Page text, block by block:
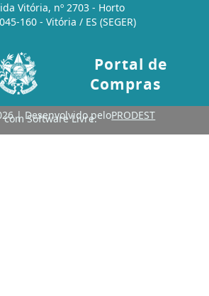
Vitória, nº 2703 - Horto
160 - Vitória / ES (SEGER)
Portal de
Compras
| Desenvolvido peloPRODEST
com Software Livre.